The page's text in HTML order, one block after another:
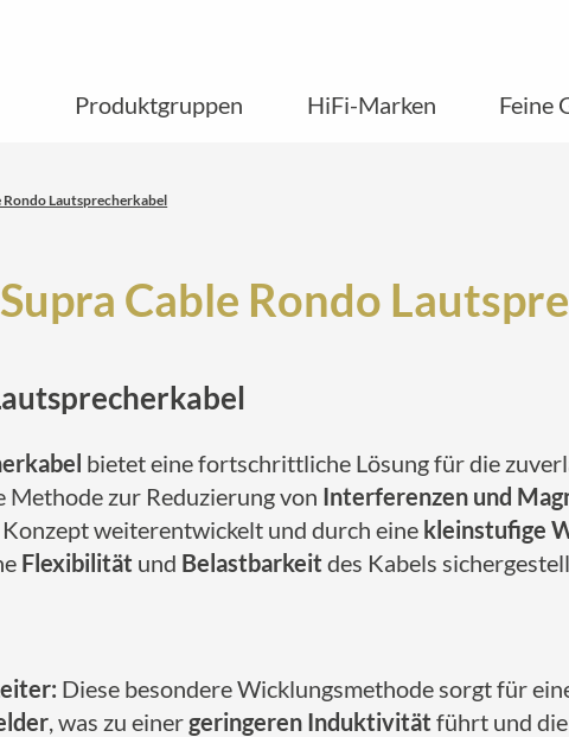
Produktgruppen HiFi-Marken Feine
Rondo Lautsprecherkabel
Supra Cable Rondo
bietet eine fortschrittliche Lösung für die
zur Reduzierung von Interferenzen und
weiterentwickelt und durch eine kleinstufige
Flexibilität und Belastbarkeit des Kabels
Diese besondere Wicklungsmethode sorgt für
, was zu einergeringeren Induktivität führt und